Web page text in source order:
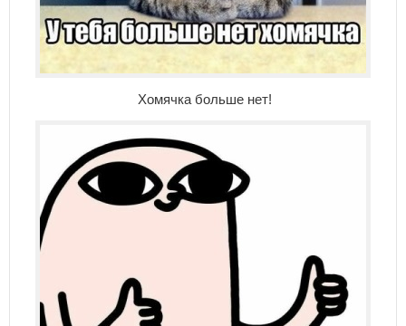
Хомячка больше нет!